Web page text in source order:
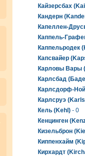
Кайзерсбах
Кандерн
Капеллен-
Каппель-
Каппельродек
Капсвайер
Карловы Вары
Карлсбад
Карлсдорф-
Карлсруэ
Кель (Kehl) - 0
Кенцинген
Кизельброн
Киппенхайм
Кирхардт